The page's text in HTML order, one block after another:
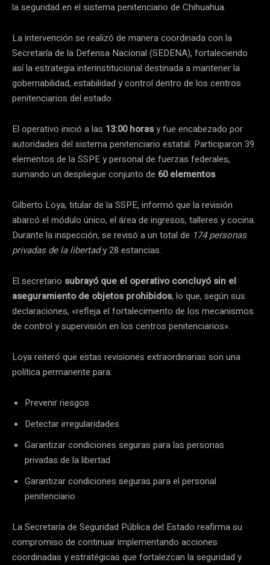
la seguridad en el sistema penitenciario de Chihuahua.
La intervención se realizó de manera coordinada con la
Secretaría de la Defensa Nacional (SEDENA), fortaleciendo
así la estrategia interinstitucional destinada a mantener la
gobernabilidad, estabilidad y control dentro de los centros
penitenciarios del estado.
El operativo inició a las 13:00 horasy fue encabezado por
autoridades del sistema penitenciario estatal. Participaron 39
elementos de la SSPE y personal de fuerzas federales,
sumando un despliegue conjunto de 60 elementos.
Gilberto Loya, titular de la SSPE, informó que la revisión
abarcó el módulo único, el área de ingresos, talleres y cocina.
Durante la inspección, se revisó a un total de 174 personas
privadas de la libertady 28 estancias.
El secretario subrayó que el operativo concluyó sin el
aseguramiento de objetos prohibidos, lo que, según sus
declaraciones, «refleja el fortalecimiento de los mecanismos
de control y supervisión en los centros penitenciarios».
Loya reiteró que estas revisiones extraordinarias son una
política permanente para:
Prevenir riesgos
Detectar irregularidades
Garantizar condiciones seguras para las personas
privadas de la libertad
Garantizar condiciones seguras para el personal
penitenciario
La Secretaría de Seguridad Pública del Estado reafirma su
compromiso de continuar implementando acciones
coordinadas y estratégicas que fortalezcan la seguridad y